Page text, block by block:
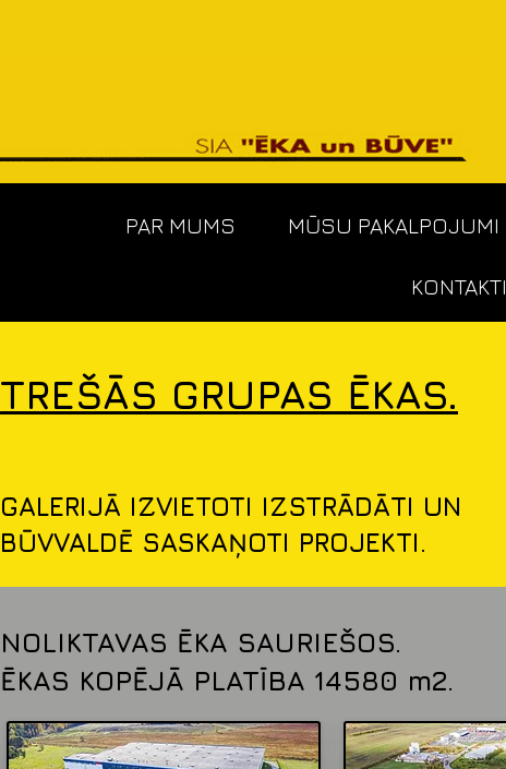
PAR MUMS MŪSU PAKALPOJUMI
KONTAKTI
TREŠĀS GRUPAS ĒKAS.
GALERIJĀ IZVIETOTI IZSTRĀDĀTI UN
BŪVVALDĒ SASKAŅOTI PROJEKTI.
NOLIKTAVAS ĒKA SAURIEŠOS.
ĒKAS KOPĒJĀ PLATĪBA 14580 m2.